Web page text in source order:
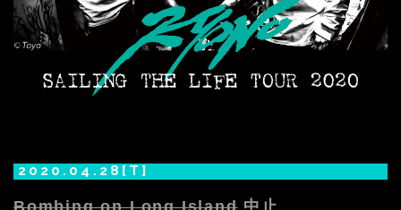
2020.04.28[T]